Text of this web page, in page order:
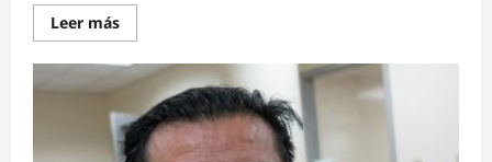
Leer másRead
more
Tensión
migratoria:
Florida
mantendrá
operativo
el